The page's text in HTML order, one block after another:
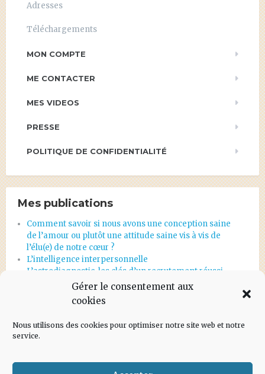
Gérer le consentement aux
cookies
Nous utilisons des cookies pour optimiser notre site web et notre
service.
Adresses
Téléchargements
MON COMPTE
ME CONTACTER
MES VIDEOS
PRESSE
POLITIQUE DE CONFIDENTIALITÉ
Mes publications
Comment savoir si nous avons une conception saine
de l’amour ou plutôt une attitude saine vis à vis de
l’élu(e) de notre cœur ?
L’intelligence interpersonnelle
L’astrodiagnostic, les clés d’un recrutement réussi
Et en une seconde, tout s’écroule…
Astrodiagnostic d’orientation professionnelle